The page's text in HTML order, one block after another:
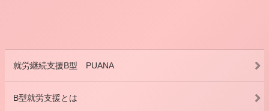
就労継続支援B型 PUANA
B型就労支援とは